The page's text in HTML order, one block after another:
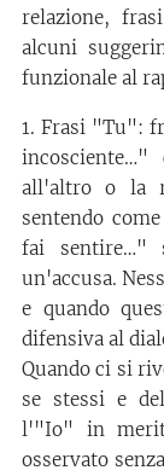
relazione,
alcuni
funzionale al
1. Frasi "Tu":
incosciente…"
all'altro o la
sentendo
fai sentire…"
un'accusa.
e quando
difensiva al
Quando ci si
se stessi e
l'"Io" in
osservato